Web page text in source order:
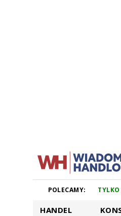
POLECAMY:
HANDEL